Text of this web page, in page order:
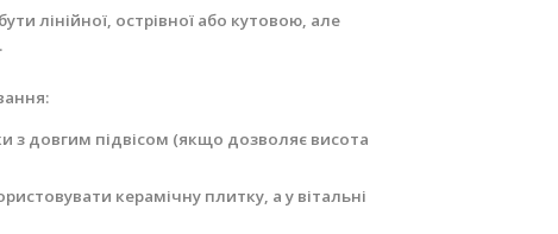
лінійної, острівної або кутовою, але
з довгим підвісом (якщо дозволяє висота
керамічну плитку, а у вітальні